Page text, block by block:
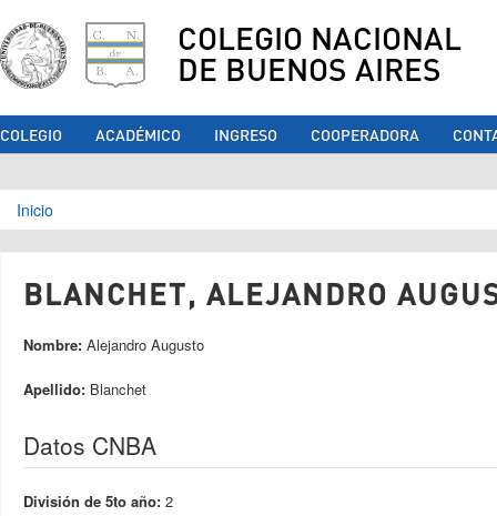
COLEGIO NACIONAL
DE BUENOS AIRES
COLEGIO ACADÉMICO INGRESO COOPERADORA
Se encuentra usted aquí
Inicio
BLANCHET, ALEJANDRO
Nombre: Alejandro Augusto
Apellido: Blanchet
Datos CNBA
División de 5to año: 2